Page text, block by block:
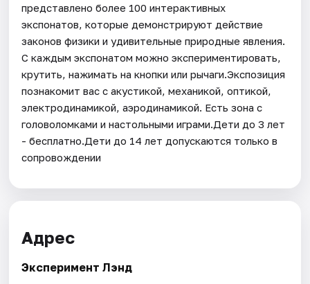
представлено более 100 интерактивных
экспонатов, которые демонстрируют действие
законов физики и удивительные природные явления.
С каждым экспонатом можно экспериментировать,
крутить, нажимать на кнопки или рычаги.Экспозиция
познакомит вас с акустикой, механикой, оптикой,
электродинамикой, аэродинамикой. Есть зона с
головоломками и настольными играми.Дети до 3 лет
- бесплатно.Дети до 14 лет допускаются только в
сопровождении
Адрес
Эксперимент Лэнд